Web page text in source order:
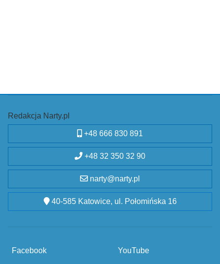
Redakcja Narty.pl
+48 666 830 891
+48 32 350 32 90
narty@narty.pl
40-585 Katowice, ul. Połomińska 16
Facebook YouTube